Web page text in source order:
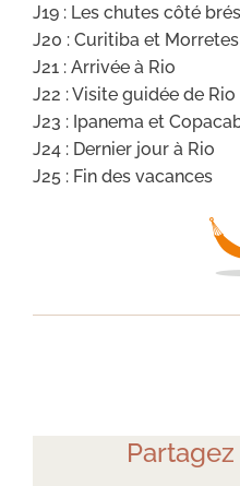
J19 : Les chutes côté
J20 : Curitiba et Morretes
J21 : Arrivée à Rio
J22 : Visite guidée de Rio
J23 : Ipanema et
J24 : Dernier jour à Rio
J25 : Fin des vacances